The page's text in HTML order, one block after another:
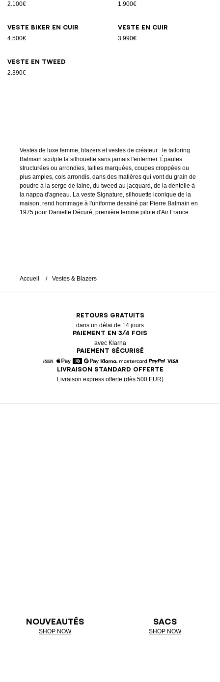
2.100€ 1.900€
Veste biker en cuir
4.500€
Veste en cuir
3.990€
Veste en tweed
2.390€
Vestes de luxe femme, blazers et vestes de créateur : le tailoring
Balmain sculpte la silhouette sans jamais l'enfermer. Épaules
structurées ou arrondies, tailles marquées, coupes croppées ou
plus amples, cols arrondis, dans des matières qui vont du grain de
poudre à la serge de laine, du tweed au jacquard, de la dentelle à
la nappa d'agneau. La veste Signature, silhouette iconique de la
maison, rend hommage à l'uniforme dessiné par Pierre Balmain en
1975 pour Danielle Décuré, première femme pilote d'Air France.
Accueil Vestes & Blazers
RETOURS GRATUITS
dans un délai de 14 jours
PAIEMENT EN 3/4 FOIS
avec Klarna
PAIEMENT SÉCURISÉ
American Express
Apple Pay
DinersGoogle Pay
Klarna MastercardPaypal
LIVRAISON STANDARD OFFERTE
Livraison express offerte (dès 500 EUR)
NOUVEAUTÉS
SHOP NOW
SACS
SHOP NOW